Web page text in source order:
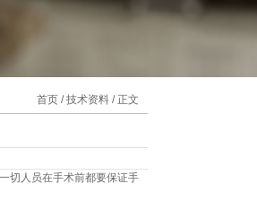
首页 /技术资料 / 正文
切人员在手术前都要保证手